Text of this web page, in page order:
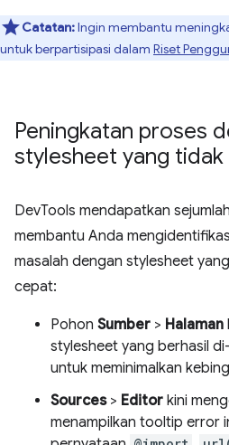
Catatan:Ingin membantu
untuk berpartisipasi dalam Riset
Peningkatan proses
stylesheet yang tidak
DevTools mendapatkan
membantu Anda
masalah dengan stylesheet
cepat:
Pohon Sumber > Halaman
stylesheet yang berhasil
untuk meminimalkan
Sources> Editor kini
menampilkan tooltip error